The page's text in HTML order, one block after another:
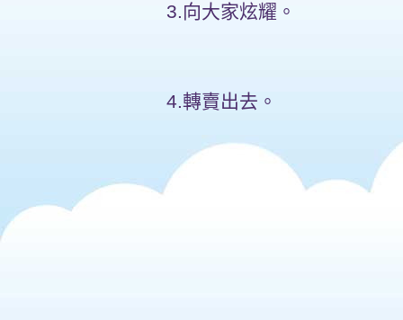
3.向大家炫耀。
4.轉賣出去。